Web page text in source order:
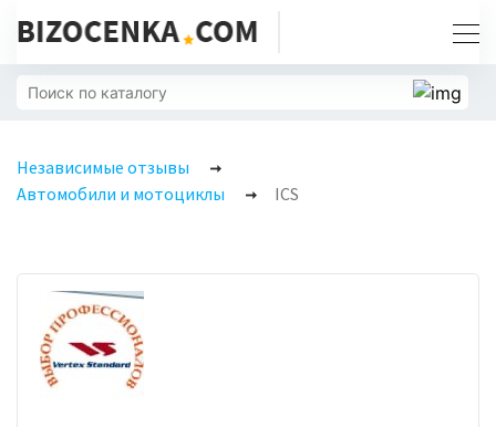
Независимые отзывы
Автомобили и мотоциклы
ICS